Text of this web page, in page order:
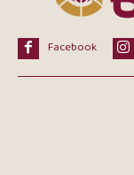
Facebook